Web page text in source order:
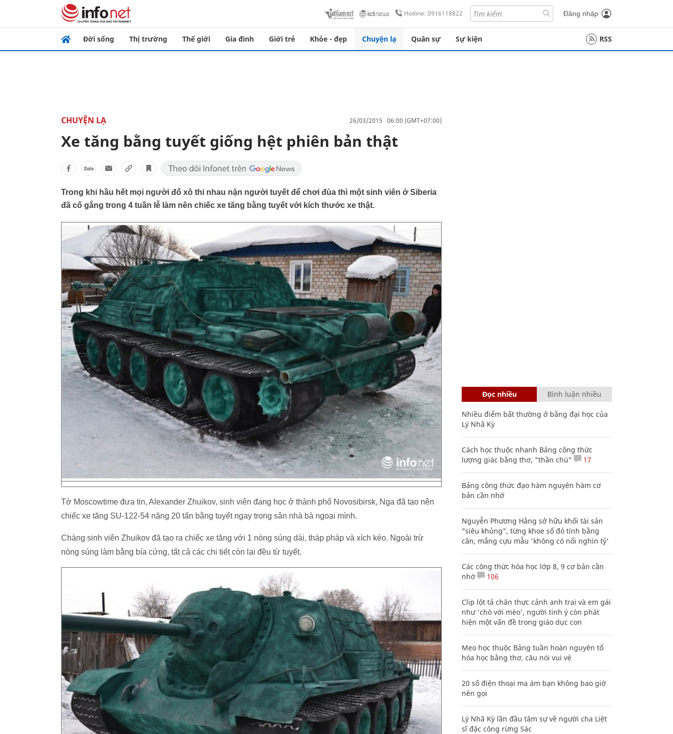
Hotline: 0916118822 Đăng nhập
Đời sống Thị trường Thế giới Gia đình Giới trẻ Khỏe - đẹp Chuyện lạ Quân sự Sự kiện RSS
CHUYỆN LẠ 26/03/2015 06:00 (GMT+07:00)
Xe tăng bằng tuyết giống hệt phiên bản thật
Trong khi hầu hết mọi người đổ xô thi nhau nặn người tuyết để chơi đùa thì một sinh viên ở Siberia
đã cố gắng trong 4 tuần lễ làm nên chiếc xe tăng bằng tuyết với kích thước xe thật.
Tờ Moscowtime đưa tin, Alexander Zhuikov, sinh viên đang học ở thành phố Novosibirsk, Nga đã tạo nên
chiếc xe tăng SU-122-54 nặng 20 tấn bằng tuyết ngay trong sân nhà bà ngoại mình.
Chàng sinh viên Zhuikov đã tạo ra chiếc xe tăng với 1 nòng súng dài, tháp pháp và xích kéo. Ngoài trừ
nòng súng làm bằng bía cứng, tất cả các chi tiết còn lại đều từ tuyết.
Đọc nhiều Bình luận nhiều
Nhiều điểm bất thường ở bằng đại học của
Lý Nhã Kỳ
Cách học thuộc nhanh Bảng công thức
lượng giác bằng thơ, "thần chú"
17
Bảng công thức đạo hàm nguyên hàm cơ
bản cần nhớ
Nguyễn Phương Hằng sở hữu khối tài sản
"siêu khủng", từng khoe sổ đỏ tính bằng
cân, mắng cựu mẫu 'không có nổi nghìn tỷ'
Các công thức hóa học lớp 8, 9 cơ bản cần
nhớ
106
Clip lột tả chân thực cảnh anh trai và em gái
như 'chó với mèo', người tinh ý còn phát
hiện một vấn đề trong giáo dục con
Mẹo học thuộc Bảng tuần hoàn nguyên tố
hóa học bằng thơ, câu nói vui vẻ
20 số điện thoại ma ám bạn không bao giờ
nên gọi
Lý Nhã Kỳ lần đầu tâm sự về người cha Liệt
sĩ đặc công rừng Sác